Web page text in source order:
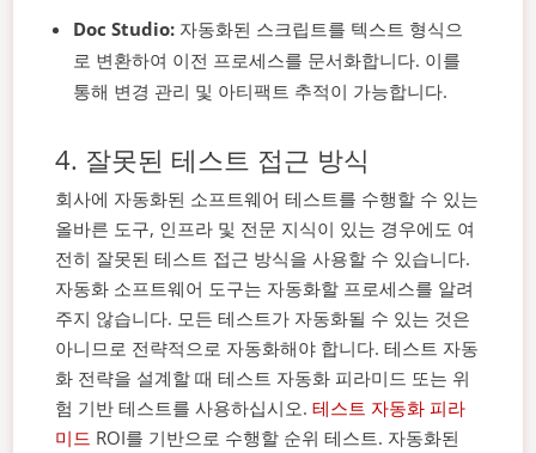
Doc Studio: 자동화된 스크립트를 텍스트 형식으
로 변환하여 이전 프로세스를 문서화합니다. 이를
통해 변경 관리 및 아티팩트 추적이 가능합니다.
4. 잘못된 테스트 접근 방식
회사에 자동화된 소프트웨어 테스트를 수행할 수 있는
올바른 도구, 인프라 및 전문 지식이 있는 경우에도 여
전히 잘못된 테스트 접근 방식을 사용할 수 있습니다.
자동화 소프트웨어 도구는 자동화할 프로세스를 알려
주지 않습니다. 모든 테스트가 자동화될 수 있는 것은
아니므로 전략적으로 자동화해야 합니다. 테스트 자동
화 전략을 설계할 때 테스트 자동화 피라미드 또는 위
험 기반 테스트를 사용하십시오.테스트 자동화 피라
미드 ROI를 기반으로 수행할 순위 테스트. 자동화된